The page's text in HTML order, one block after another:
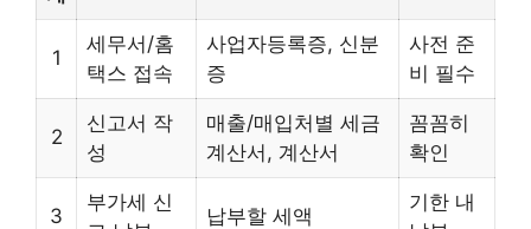
1
세무서/홈
택스 접속
사업자등록증, 신분
증
사전 준
비 필수
2
신고서 작
성
매출/매입처별 세금
계산서, 계산서
꼼꼼히
확인
3
부가세 신
납부할 세액
기한 내